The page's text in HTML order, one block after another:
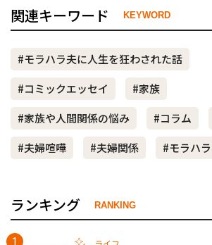
関連キーワード KEYWORD
#モラハラ夫に人生を狂わされた話
#コミックエッセイ
#家族
#家族や人間関係の悩み
#コラム
#夫婦喧嘩
#夫婦関係 #モラハラ
ランキング RANKING